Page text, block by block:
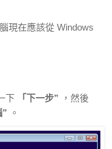
現在應該從 Windows
下 「下一步” ，然後
” 。